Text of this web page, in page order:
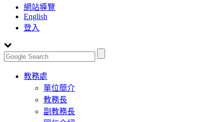
網站導覽
English
登入
Toggle
navigation
教務處
單位簡介
教務長
副教務長